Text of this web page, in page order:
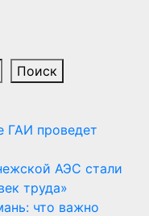
Поиск
ГАИ проведет
АЭС стали
труда»
что важно